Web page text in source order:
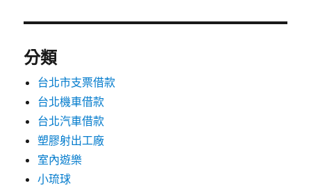
分類
台北市支票借款
台北機車借款
台北汽車借款
塑膠射出工廠
室內遊樂
小琉球